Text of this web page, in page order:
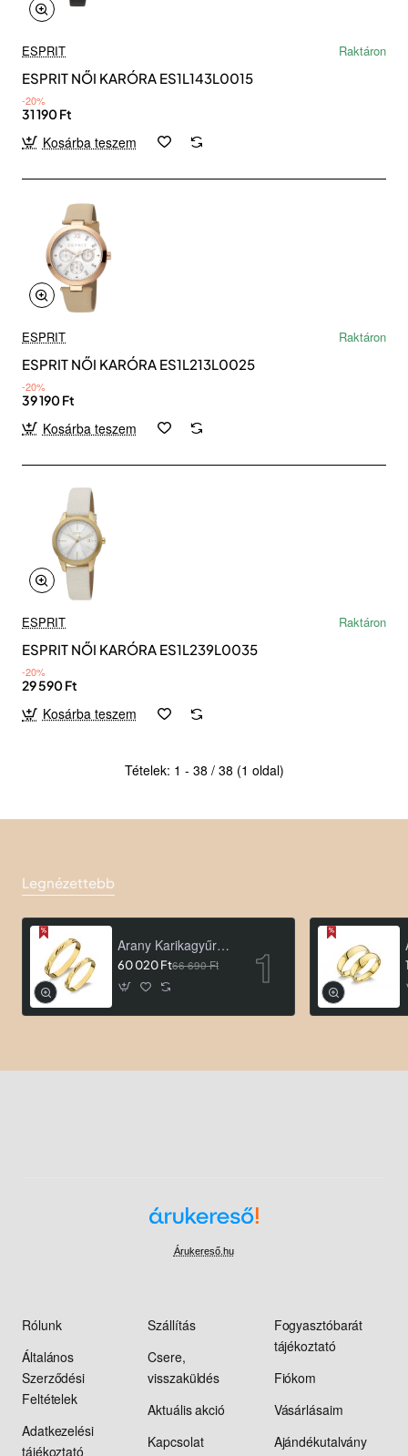
ESPRIT
Raktáron
ESPRIT NŐI KARÓRA ES1L143L0015
-20%
31 190 Ft
Kosárba teszem
ESPRIT
Raktáron
ESPRIT NŐI KARÓRA ES1L213L0025
-20%
39 190 Ft
Kosárba teszem
ESPRIT
Raktáron
ESPRIT NŐI KARÓRA ES1L239L0035
-20%
29 590 Ft
Kosárba teszem
Tételek: 1 - 38 / 38 (1 oldal)
Legnézettebb
Arany Karikagyűrű AU ROA66
60 020 Ft66 690 Ft
Árukereső.hu
Rólunk
Általános
Szerződési
Feltételek
Adatkezelési
tájékoztató
Szállítás
Csere,
visszaküldés
Aktuális akció
Kapcsolat
Fogyasztóbarát
tájékoztató
Fiókom
Vásárlásaim
Ajándékutalvány